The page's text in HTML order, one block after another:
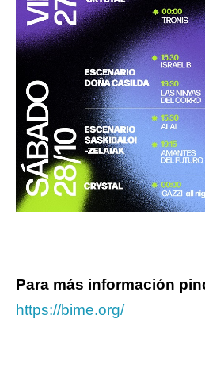
Para más información
https://bime.org/